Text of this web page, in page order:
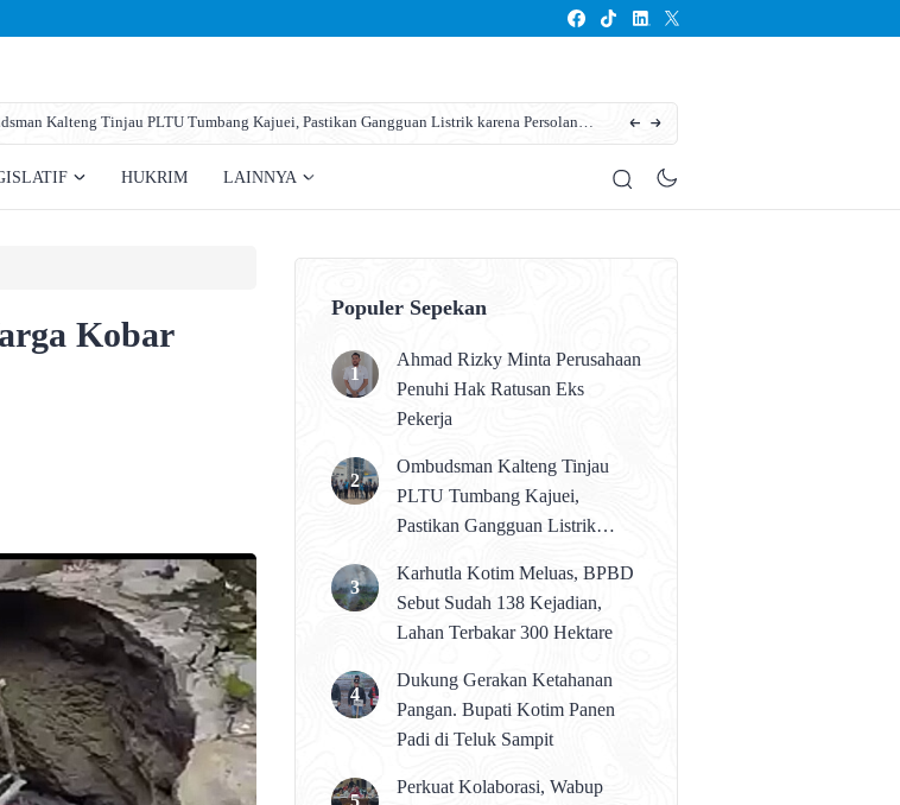
Kalteng Tinjau PLTU Tumbang Kajuei, Pastikan Gangguan Listrik karena Persolan
Karhutla Kotim Meluas, BPBD Sebut Sudah
HUKRIM LAINNYA
Kobar
Populer Sepekan
Ahmad Rizky Minta Perusahaan
Penuhi Hak Ratusan Eks
Pekerja
Ombudsman Kalteng Tinjau
PLTU Tumbang Kajuei,
Pastikan Gangguan Listrik
Karhutla Kotim Meluas, BPBD
Sebut Sudah 138 Kejadian,
Lahan Terbakar 300 Hektare
Dukung Gerakan Ketahanan
Pangan. Bupati Kotim Panen
Padi di Teluk Sampit
Perkuat Kolaborasi, Wabup